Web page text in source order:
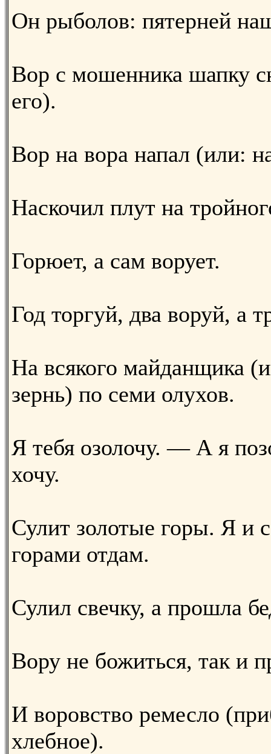
Он рыболов: пятерней
Вор с мошенника шапку
его).
Вор на вора напал (или:
Наскочил плут на
Горюет, а сам ворует.
Год торгуй, два воруй, а
На всякого майданщика
зернь) по семи олухов.
Я тебя озолочу. — А я
хочу.
Сулит золотые горы. Я и
горами отдам.
Сулил свечку, а прошла
Вору не божиться, так и
И воровство ремесло
хлебное).